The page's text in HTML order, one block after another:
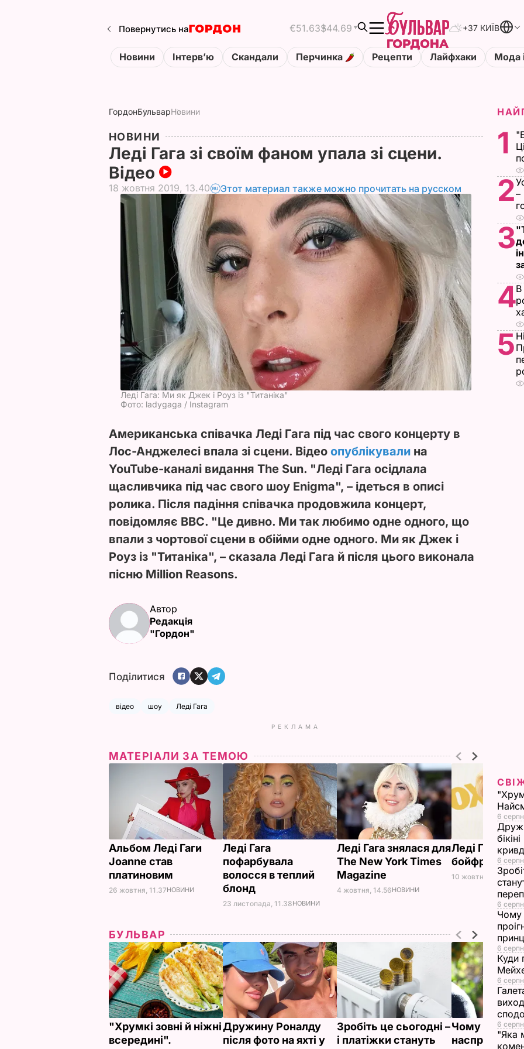
Повернутись на €51.63$44.69 +37 КИЇВ
Новини Інтервʼю Скандали Перчинка Рецепти Лайфхаки Мода
ГордонБульварНовини
НОВИНИ
Леді Гага зі своїм фаном упала зі сцени.
Відео
18 жовтня 2019, 13.40 Этот материал также можно прочитать на русском
Леді Гага: Ми як Джек і Роуз із "Титаніка"
Фото: ladygaga / Instagram
Американська співачка Леді Гага під час свого концерту в
Лос-Анджелесі впала зі сцени. Відео опублікували на
YouTube-каналі видання The Sun. "Леді Гага осідлала
щасливчика під час свого шоу Enigma", – ідеться в описі
ролика. Після падіння співачка продовжила концерт,
повідомляє BBC. "Це дивно. Ми так любимо одне одного, що
впали з чортової сцени в обійми одне одного. Ми як Джек і
Роуз із "Титаніка", – сказала Леді Гага й після цього виконала
пісню Million Reasons.
Автор
Редакція
"Гордон"
Поділитися
відео шоу Леді Гага
РЕКЛАМА
МАТЕРІАЛИ ЗА ТЕМОЮ
Альбом Леді Гаги
Joanne став
платиновим
26 жовтня, 11.37НОВИНИ
Леді Гага
пофарбувала
волосся в теплий
блонд
23 листопада, 11.38НОВИНИ
Леді Гага знялася для
The New York Times
Magazine
4 жовтня, 14.56НОВИНИ
Леді Гага
бойфренда
10 жовтня, 12.47
БУЛЬВАР
"Хрумкі зовні й ніжні
всередині".
Дружину Роналду
після фото на яхті у
Зробіть це сьогодні –
і платіжки стануть
Чому Чарльз
насправді
1
2–
3
4В
5
6
6
6
Чому
6
Куди
6
6
"Яка